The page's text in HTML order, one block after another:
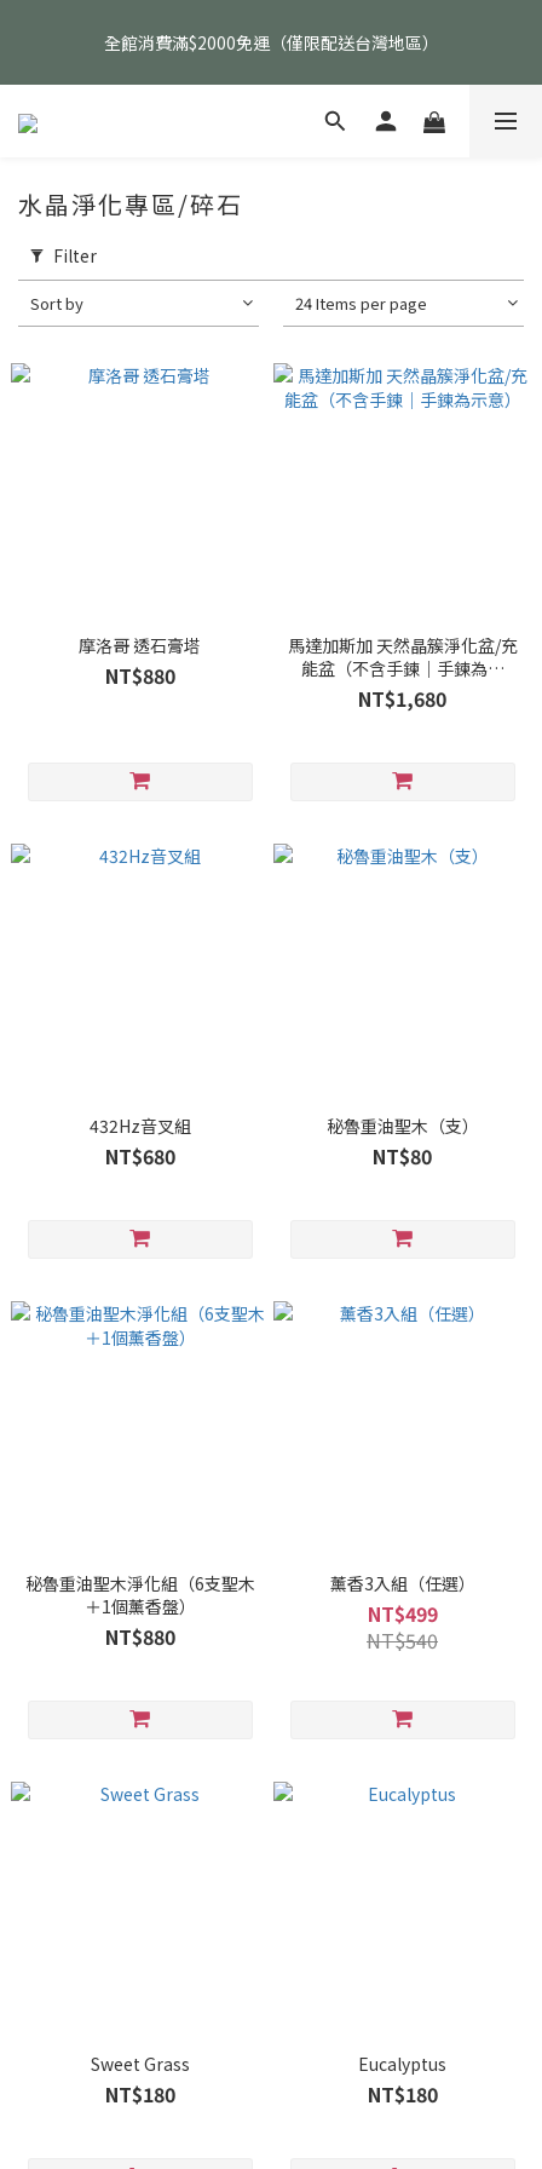
品除外）
全館消費滿$2000免運（僅限配送台灣地區）
父親節活動｜指定品項任選兩件88折（礦標｜高品水晶｜客製化商
水晶淨化專區/碎石
Filter
Sort by 24 Items per page
摩洛哥 透石膏塔
NT$880
馬達加斯加 天然晶簇淨化盆/充
能盆（不含手鍊｜手鍊為示
意）
NT$1,680
432Hz音叉組
NT$680
秘魯重油聖木（支）
NT$80
秘魯重油聖木淨化組（6支聖木
＋1個薰香盤）
NT$880
薰香3入組（任選）
NT$499
NT$540
Sweet Grass
NT$180
Eucalyptus
NT$180